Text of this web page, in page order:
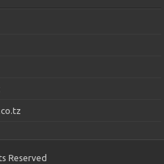
Reserved